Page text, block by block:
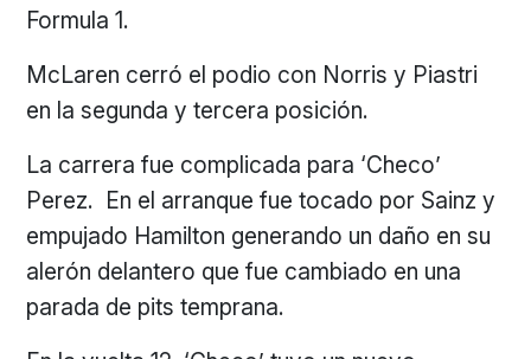
Formula 1.
McLaren cerró el podio con Norris y Piastri
en la segunda y tercera posición.
La carrera fue complicada para ‘Checo’
Perez. En el arranque fue tocado por Sainz y
empujado Hamilton generando un daño en su
alerón delantero que fue cambiado en una
parada de pits temprana.